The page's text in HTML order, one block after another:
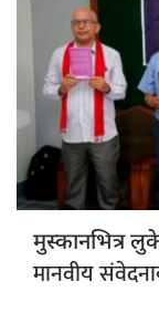
मुस्कानभित्र
मानवीय